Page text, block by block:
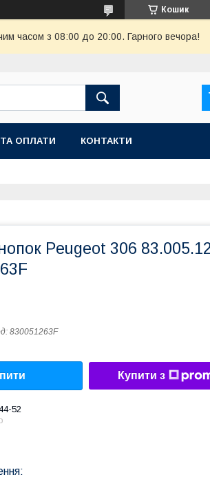
Кошик
часом з 08:00 до 20:00. Гарного вечора!
ОПЛАТИ КОНТАКТИ
Peugeot 306
830051263F
Купити з
52